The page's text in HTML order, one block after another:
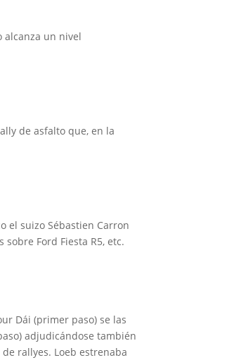
alcanza un nivel
de asfalto que, en la
el suizo Sébastien Carron
Ford Fiesta R5, etc.
Dái (primer paso) se las
adjudicándose también
rallyes. Loeb estrenaba